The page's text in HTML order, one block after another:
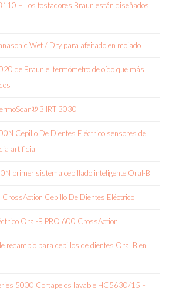
– Los tostadores Braun están diseñados
Wet / Dry para afeitado en mojado
de Braun el termómetro de oído que más
3 IRT 3030
Cepillo De Dientes Eléctrico sensores de
artificial
primer sistema cepillado inteligente Oral-B
Cepillo De Dientes Eléctrico
Oral-B PRO 600 CrossAction
recambio para cepillos de dientes Oral B en
5000 Cortapelos lavable HC5630/15 –